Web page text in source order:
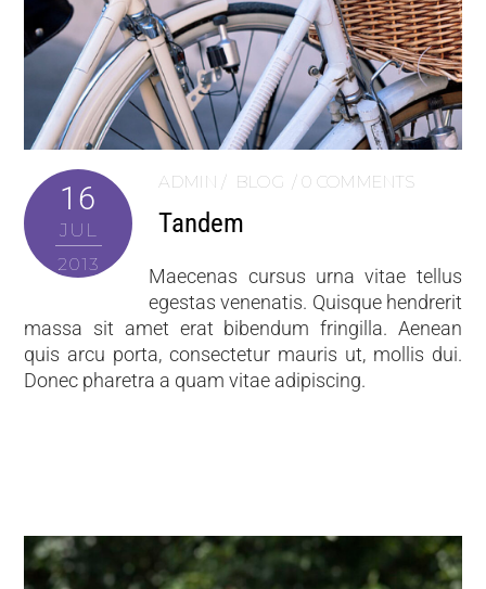
16
JUL
2013
ADMIN BLOG 0 COMMENTS
Tandem
Maecenas cursus urna vitae tellus
egestas venenatis. Quisque hendrerit
massa sit amet erat bibendum fringilla. Aenean
quis arcu porta, consectetur mauris ut, mollis dui.
Donec pharetra a quam vitae adipiscing.